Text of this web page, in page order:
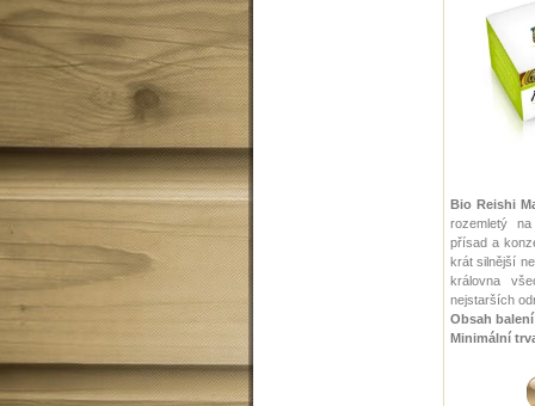
Bio Reishi
rozemletý
přísad a
krát silnější
královna
nejstarších
Obsah
Minimální